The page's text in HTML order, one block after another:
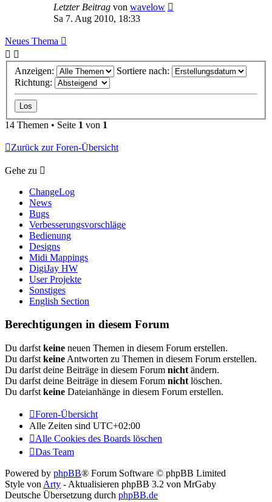
Letzter Beitrag von wavelow
Sa 7. Aug 2010, 18:33
Neues Thema
Anzeigen:
Sortiere nach:
Richtung:
14 Themen • Seite 1 von 1
Zurück zur Foren-Übersicht
Gehe zu
ChangeLog
News
Bugs
Verbesserungsvorschläge
Bedienung
Designs
Midi Mappings
DigiJay HW
User Projekte
Sonstiges
English Section
Berechtigungen in diesem Forum
Du darfst keine neuen Themen in diesem Forum erstellen.
Du darfst keine Antworten zu Themen in diesem Forum erstellen.
Du darfst deine Beiträge in diesem Forum nicht ändern.
Du darfst deine Beiträge in diesem Forum nicht löschen.
Du darfst keine Dateianhänge in diesem Forum erstellen.
Foren-Übersicht
Alle Zeiten sind UTC+02:00
Alle Cookies des Boards löschen
Das Team
Powered by phpBB® Forum Software © phpBB Limited
Style von Arty - Aktualisieren phpBB 3.2 von MrGaby
Deutsche Übersetzung durch phpBB.de